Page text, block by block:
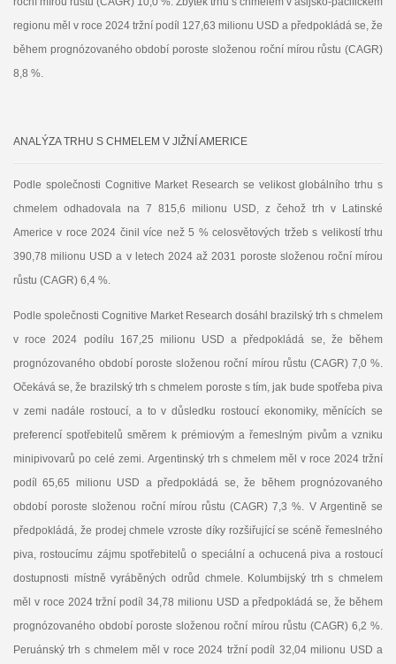
regionu měl v roce 2024 tržní podíl 127,63 milionu USD a předpokládá se, že
během prognózovaného období poroste složenou roční mírou růstu (CAGR)
8,8 %.
ANALÝZA TRHU S CHMELEM V JIŽNÍ AMERICE
Podle společnosti Cognitive Market Research se velikost globálního trhu s
chmelem odhadovala na 7 815,6 milionu USD, z čehož trh v Latinské
Americe v roce 2024 činil více než 5 % celosvětových tržeb s velikostí trhu
390,78 milionu USD a v letech 2024 až 2031 poroste složenou roční mírou
růstu (CAGR) 6,4 %.
Podle společnosti Cognitive Market Research dosáhl brazilský trh s chmelem
v roce 2024 podílu 167,25 milionu USD a předpokládá se, že během
prognózovaného období poroste složenou roční mírou růstu (CAGR) 7,0 %.
Očekává se, že brazilský trh s chmelem poroste s tím, jak bude spotřeba piva
v zemi nadále rostoucí, a to v důsledku rostoucí ekonomiky, měnících se
preferencí spotřebitelů směrem k prémiovým a řemeslným pivům a vzniku
minipivovarů po celé zemi. Argentinský trh s chmelem měl v roce 2024 tržní
podíl 65,65 milionu USD a předpokládá se, že během prognózovaného
období poroste složenou roční mírou růstu (CAGR) 7,3 %. V Argentině se
předpokládá, že prodej chmele vzroste díky rozšiřující se scéně řemeslného
piva, rostoucímu zájmu spotřebitelů o speciální a ochucená piva a rostoucí
dostupnosti místně vyráběných odrůd chmele. Kolumbijský trh s chmelem
měl v roce 2024 tržní podíl 34,78 milionu USD a předpokládá se, že během
prognózovaného období poroste složenou roční mírou růstu (CAGR) 6,2 %.
Peruánský trh s chmelem měl v roce 2024 tržní podíl 32,04 milionu USD a